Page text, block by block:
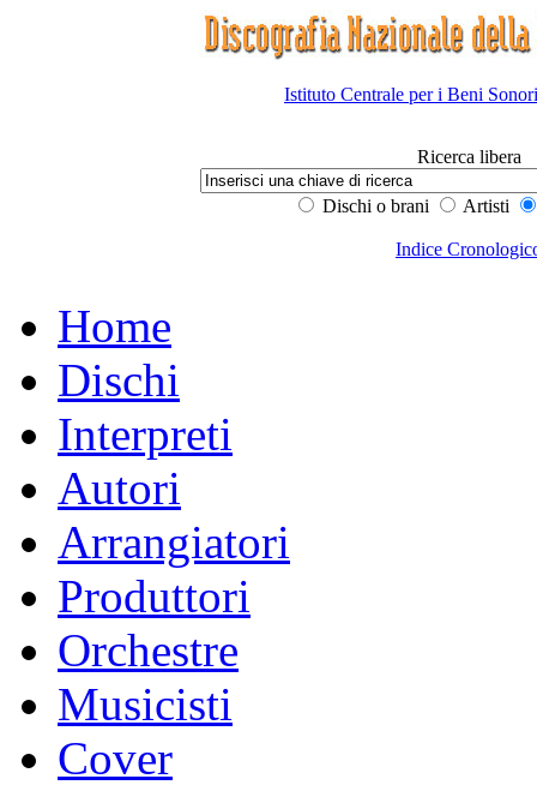
Istituto Centrale per i Beni
Ricerca libera
Dischi o brani Artisti
Indice
Home
Dischi
Interpreti
Autori
Arrangiatori
Produttori
Orchestre
Musicisti
Cover